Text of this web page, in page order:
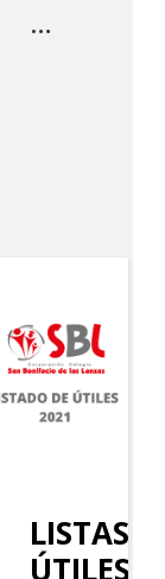
…
LISTAS
ÚTILES